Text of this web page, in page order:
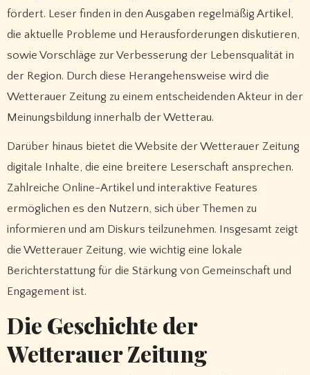
fördert. Leser finden in den Ausgaben regelmäßig Artikel,
die aktuelle Probleme und Herausforderungen diskutieren,
sowie Vorschläge zur Verbesserung der Lebensqualität in
der Region. Durch diese Herangehensweise wird die
Wetterauer Zeitung zu einem entscheidenden Akteur in der
Meinungsbildung innerhalb der Wetterau.
Darüber hinaus bietet die Website der Wetterauer Zeitung
digitale Inhalte, die eine breitere Leserschaft ansprechen.
Zahlreiche Online-Artikel und interaktive Features
ermöglichen es den Nutzern, sich über Themen zu
informieren und am Diskurs teilzunehmen. Insgesamt zeigt
die Wetterauer Zeitung, wie wichtig eine lokale
Berichterstattung für die Stärkung von Gemeinschaft und
Engagement ist.
Die Geschichte der
Wetterauer Zeitung